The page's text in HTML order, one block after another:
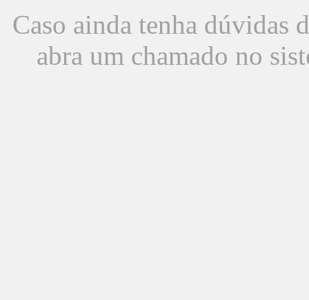
Caso ainda tenha dúvidas
abra um chamado no